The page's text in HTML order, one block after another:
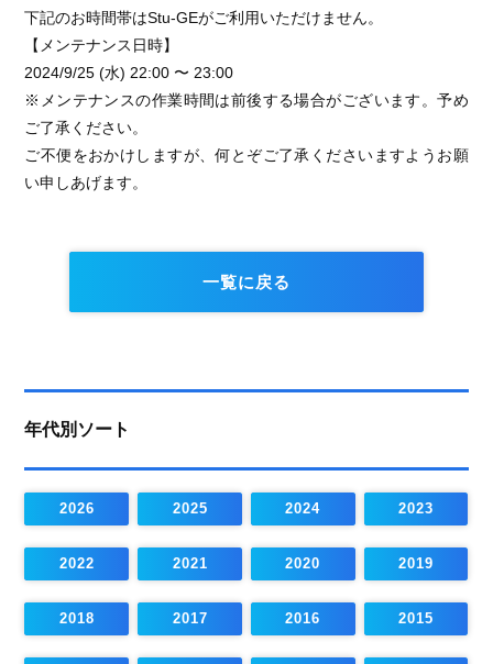
下記のお時間帯はStu-GEがご利用いただけません。
【メンテナンス日時】
2024/9/25 (水) 22:00 〜 23:00
※メンテナンスの作業時間は前後する場合がございます。予め
ご了承ください。
ご不便をおかけしますが、何とぞご了承くださいますようお願
い申しあげます。
一覧に戻る
年代別ソート
2026 2025 2024 2023
2022 2021 2020 2019
2018 2017 2016 2015